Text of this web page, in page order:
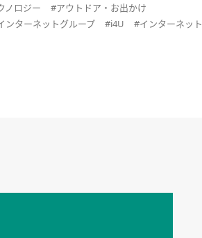
ノロジー
#アウトドア・お出かけ
ンターネットグループ #i4U
#インターネット